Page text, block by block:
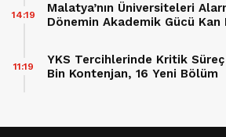
Malatya’nın Üniversiteleri
Dönemin Akademik Gücü Kan
14:19
YKS Tercihlerinde Kritik Süreç
Bin Kontenjan, 16 Yeni Bölüm
11:19